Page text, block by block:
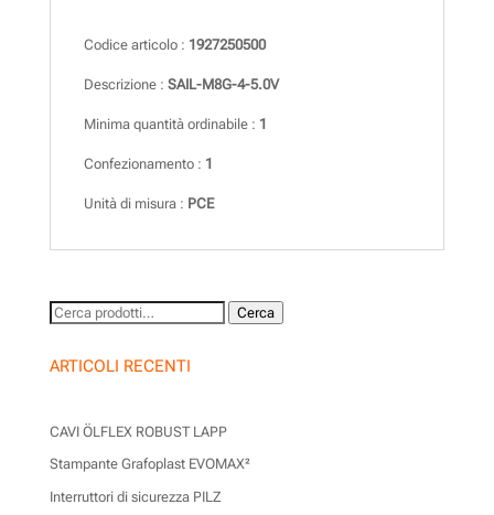
Codice articolo : 1927250500
Descrizione : SAIL-M8G-4-5.0V
Minima quantità ordinabile : 1
Confezionamento : 1
Unità di misura : PCE
Cerca: Cerca
ARTICOLI RECENTI
CAVI ÖLFLEX ROBUST LAPP
Stampante Grafoplast EVOMAX²
Interruttori di sicurezza PILZ